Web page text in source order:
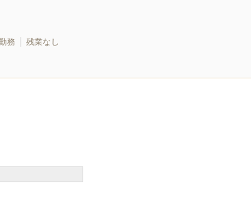
務
残業なし